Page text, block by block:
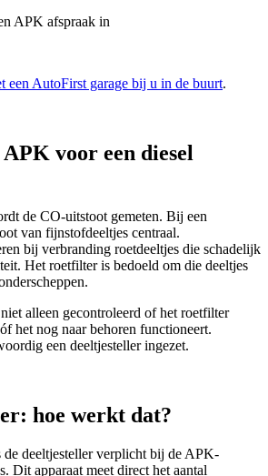
APK afspraak in
een AutoFirst garage bij u in de buurt.
voor een diesel
de CO-uitstoot gemeten. Bij een
van fijnstofdeeltjes centraal.
bij verbranding roetdeeltjes die schadelijk
Het roetfilter is bedoeld om die deeltjes
alleen gecontroleerd of het roetfilter
het nog naar behoren functioneert.
een deeltjesteller ingezet.
hoe werkt dat?
de deeltjesteller verplicht bij de APK-
Dit apparaat meet direct het aantal